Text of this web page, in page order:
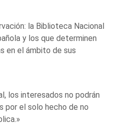
la Biblioteca Nacional
y los que determinen
en el ámbito de sus
los interesados no podrán
por el solo hecho de no